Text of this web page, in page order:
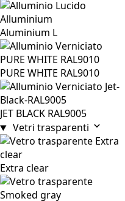
Aluminium L
PURE WHITE RAL9010
JET BLACK RAL9005
Vetri trasparenti
Extra clear